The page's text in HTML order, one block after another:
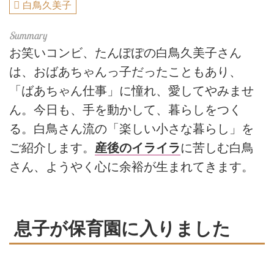
白鳥久美子
お笑いコンビ、たんぽぽの白鳥久美子さん
は、おばあちゃんっ子だったこともあり、
「ばあちゃん仕事」に憧れ、愛してやみませ
ん。今日も、手を動かして、暮らしをつく
る。白鳥さん流の「楽しい小さな暮らし」を
ご紹介します。 産後のイライラに苦しむ白鳥
さん、ようやく心に余裕が生まれてきます。
息子が保育園に入りました